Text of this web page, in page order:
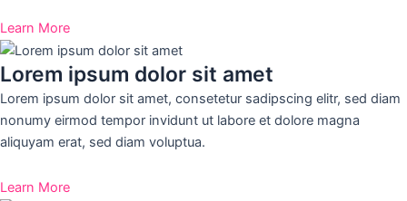
Learn More
Lorem ipsum dolor sit amet
Lorem ipsum dolor sit amet, consetetur sadipscing elitr, sed diam
nonumy eirmod tempor invidunt ut labore et dolore magna
aliquyam erat, sed diam voluptua.
Learn More